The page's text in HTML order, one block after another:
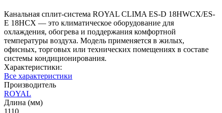
Канальная сплит-система ROYAL CLIMA ES-D 18HWCX/ES-
E 18HCX — это климатическое оборудование для
охлаждения, обогрева и поддержания комфортной
температуры воздуха. Модель применяется в жилых,
офисных, торговых или технических помещениях в составе
системы кондиционирования.
Характеристики:
Все характеристики
Производитель
ROYAL
Длина (мм)
1110